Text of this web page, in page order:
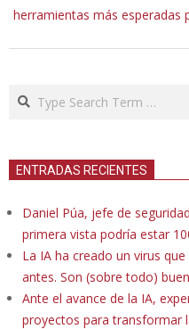
herramientas más esperadas
Search
ENTRADAS RECIENTES
Daniel Púa, jefe de
primera vista podría estar
La IA ha creado un virus
antes. Son (sobre todo)
Ante el avance de la IA,
proyectos para transformar